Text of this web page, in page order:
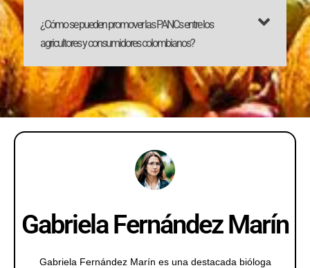
¿Cómo se pueden promover las PANCs entre los
agricultores y consumidores colombianos?
Gabriela Fernández Marín
Gabriela Fernández Marín es una destacada bióloga